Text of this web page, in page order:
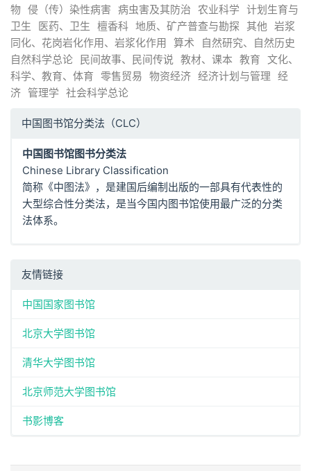
物 侵（传）染性病害 病虫害及其防治 农业科学 计划生育与
卫生
医药、卫生 檀香科 地质、矿产普查与勘探 其他 岩浆
同化、花岗岩化作用、岩浆化作用 算术
自然研究、自然历史
自然科学总论 民间故事、民间传说 教材、课本 教育 文化、
科学、教育、体育 零售贸易 物资经济 经济计划与管理 经
济 管理学 社会科学总论
中国图书馆分类法（CLC）
中国图书馆图书分类法
Chinese Library Classification
简称《中图法》，是建国后编制出版的一部具有代表性的
大型综合性分类法，是当今国内图书馆使用最广泛的分类
法体系。
友情链接
中国国家图书馆
北京大学图书馆
清华大学图书馆
北京师范大学图书馆
书影博客